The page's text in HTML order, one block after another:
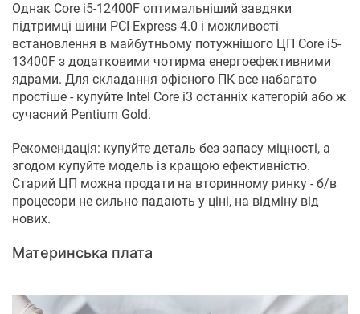
Однак Core i5-12400F оптимальніший завдяки
підтримці шини PCI Express 4.0 і можливості
встановлення в майбутньому потужнішого ЦП Core i5-
13400F з додатковими чотирма енергоефективними
ядрами. Для складання офісного ПК все набагато
простіше - купуйте Intel Core i3 останніх категорій або ж
сучасний Pentium Gold.
Рекомендація: купуйте деталь без запасу міцності, а
згодом купуйте модель із кращою ефективністю.
Старий ЦП можна продати на вторинному ринку - б/в
процесори не сильно падають у ціні, на відміну від
нових.
Материнська плата